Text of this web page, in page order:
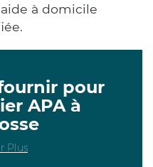
à domicile
pour
APA à
Plus